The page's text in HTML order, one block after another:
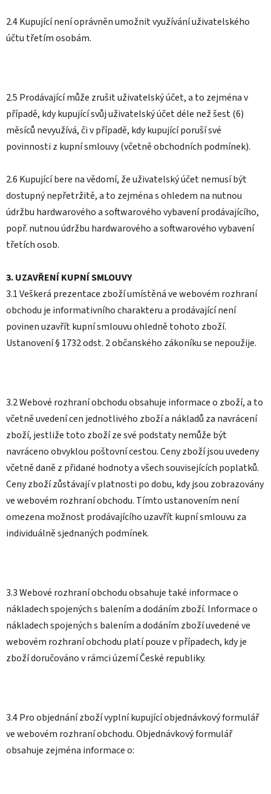
2.4 Kupující není oprávněn umožnit využívání uživatelského
účtu třetím osobám.
2.5 Prodávající může zrušit uživatelský účet, a to zejména v
případě, kdy kupující svůj uživatelský účet déle než šest (6)
měsíců nevyužívá, či v případě, kdy kupující poruší své
povinnosti z kupní smlouvy (včetně obchodních podmínek).
2.6 Kupující bere na vědomí, že uživatelský účet nemusí být
dostupný nepřetržitě, a to zejména s ohledem na nutnou
údržbu hardwarového a softwarového vybavení prodávajícího,
popř. nutnou údržbu hardwarového a softwarového vybavení
třetích osob.
3. UZAVŘENÍ KUPNÍ SMLOUVY
3.1 Veškerá prezentace zboží umístěná ve webovém rozhraní
obchodu je informativního charakteru a prodávající není
povinen uzavřít kupní smlouvu ohledně tohoto zboží.
Ustanovení § 1732 odst. 2 občanského zákoníku se nepoužije.
3.2 Webové rozhraní obchodu obsahuje informace o zboží, a to
včetně uvedení cen jednotlivého zboží a nákladů za navrácení
zboží, jestliže toto zboží ze své podstaty nemůže být
navráceno obvyklou poštovní cestou. Ceny zboží jsou uvedeny
včetně daně z přidané hodnoty a všech souvisejících poplatků.
Ceny zboží zůstávají v platnosti po dobu, kdy jsou zobrazovány
ve webovém rozhraní obchodu. Tímto ustanovením není
omezena možnost prodávajícího uzavřít kupní smlouvu za
individuálně sjednaných podmínek.
3.3 Webové rozhraní obchodu obsahuje také informace o
nákladech spojených s balením a dodáním zboží. Informace o
nákladech spojených s balením a dodáním zboží uvedené ve
webovém rozhraní obchodu platí pouze v případech, kdy je
zboží doručováno v rámci území České republiky.
3.4 Pro objednání zboží vyplní kupující objednávkový formulář
ve webovém rozhraní obchodu. Objednávkový formulář
obsahuje zejména informace o: